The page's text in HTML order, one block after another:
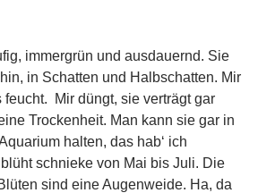
immergrün und ausdauernd. Sie
in Schatten und Halbschatten. Mir
feucht. Mir düngt, sie verträgt gar
Trockenheit. Man kann sie gar in
halten, das hab‘ ich
schnieke von Mai bis Juli. Die
sind eine Augenweide. Ha, da